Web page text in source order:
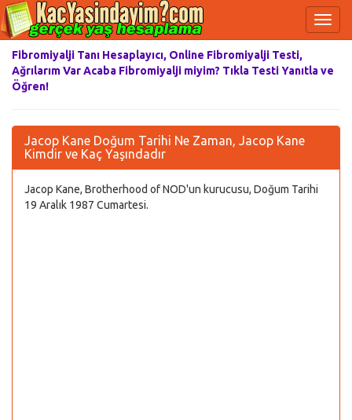
Fibromiyalji Tanı Hesaplayıcı, Online Fibromiyalji Testi,
Ağrılarım Var Acaba Fibromiyalji miyim? Tıkla Testi Yanıtla ve
Öğren!
Jacop Kane Doğum Tarihi Ne Zaman, Jacop Kane
Kimdir ve Kaç Yaşındadır
Jacop Kane, Brotherhood of NOD'un kurucusu, Doğum Tarihi
19 Aralık 1987 Cumartesi.